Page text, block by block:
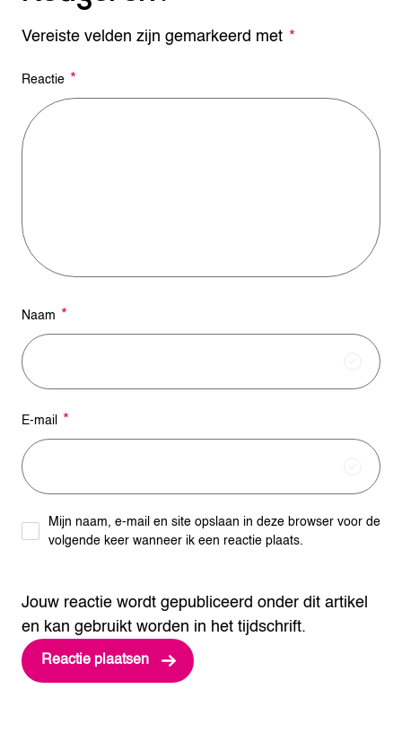
Vereiste velden zijn gemarkeerd met *
Reactie *
Jouw reactie wordt gepubliceerd onder dit artikel
en kan gebruikt worden in het tijdschrift.
Naam *
E-mail *
Mijn naam, e-mail en site opslaan in deze browser voor de
volgende keer wanneer ik een reactie plaats.
A
t
e
n
a
e
: